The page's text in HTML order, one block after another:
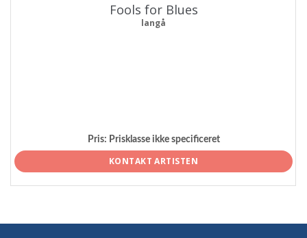
Fools for Blues
langå
Pris: Prisklasse ikke specificeret
KONTAKT ARTISTEN